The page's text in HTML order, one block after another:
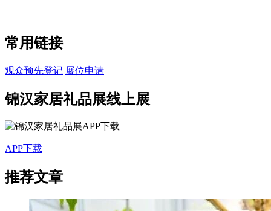
常用链接
观众预先登记 展位申请
锦汉家居礼品展线上展
APP下载
推荐文章